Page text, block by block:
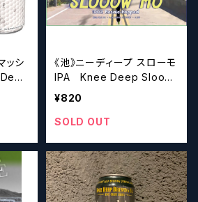
ッシ
ビ
《池》ニーディープ スローモ
IPA Knee Deep Sloow
Mo IPA【クラフトビールシ
¥820
SOLD OUT